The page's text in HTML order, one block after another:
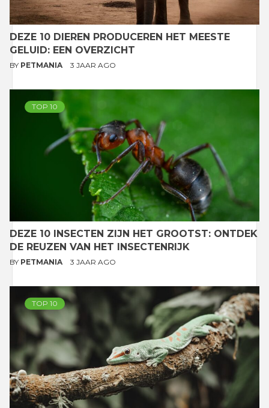
DEZE 10 DIEREN PRODUCEREN HET MEESTE
GELUID: EEN OVERZICHT
BY PETMANIA 3 JAAR AGO
TOP 10
DEZE 10 INSECTEN ZIJN HET GROOTST: ONTDEK
DE REUZEN VAN HET INSECTENRIJK
BY PETMANIA 3 JAAR AGO
TOP 10